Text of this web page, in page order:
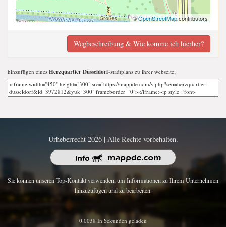
©OpenStreetMapcontributors
Wegbeschreibung & Wie komme ich hierher?
hinzufügen eines Herzquartier Düsseldorf-stadtplans zu ihrer webseite;
Urheberrecht 2026 | Alle Rechte vorbehalten.
Sie können unseren Top-Kontakt verwenden, um Informationen zu Ihrem Unternehmen
hinzuzufügen und zu bearbeiten.
0.0038 In Sekunden geladen